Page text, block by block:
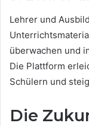
Lehrer und
überwachen und
Die Plattform
Schülern und
Die